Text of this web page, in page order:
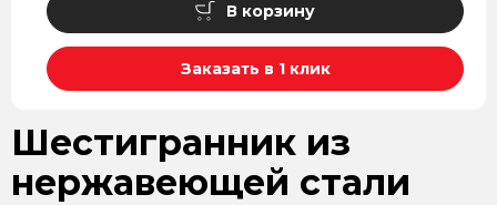
В корзину
Заказать в 1 клик
Шестигранник из
нержавеющей стали